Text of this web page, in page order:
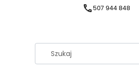
507 944 848